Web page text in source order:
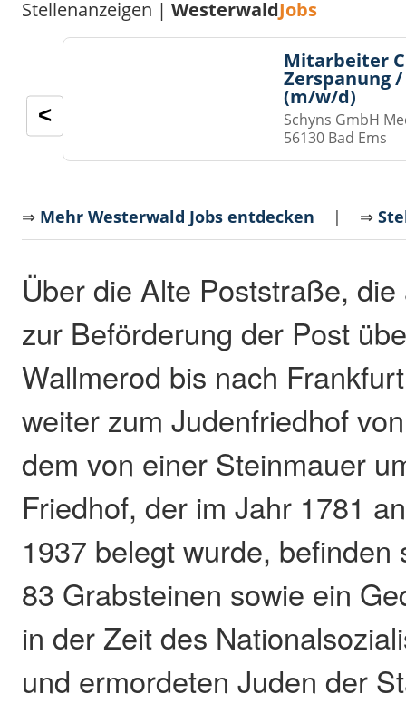
Stellenanzeigen |WesterwaldJobs
Mitarbeiter
Zerspanung
(m/w/d)
Schyns GmbH
56130 Bad Ems
<
⇒ Mehr Westerwald Jobs entdecken | ⇒
Über die Alte Poststraße,
zur Beförderung der Post
Wallmerod bis nach
weiter zum Judenfriedhof
dem von einer Steinmauer
Friedhof, der im Jahr 1781
1937 belegt wurde,
83 Grabsteinen sowie ein
in der Zeit des
und ermordeten Juden der